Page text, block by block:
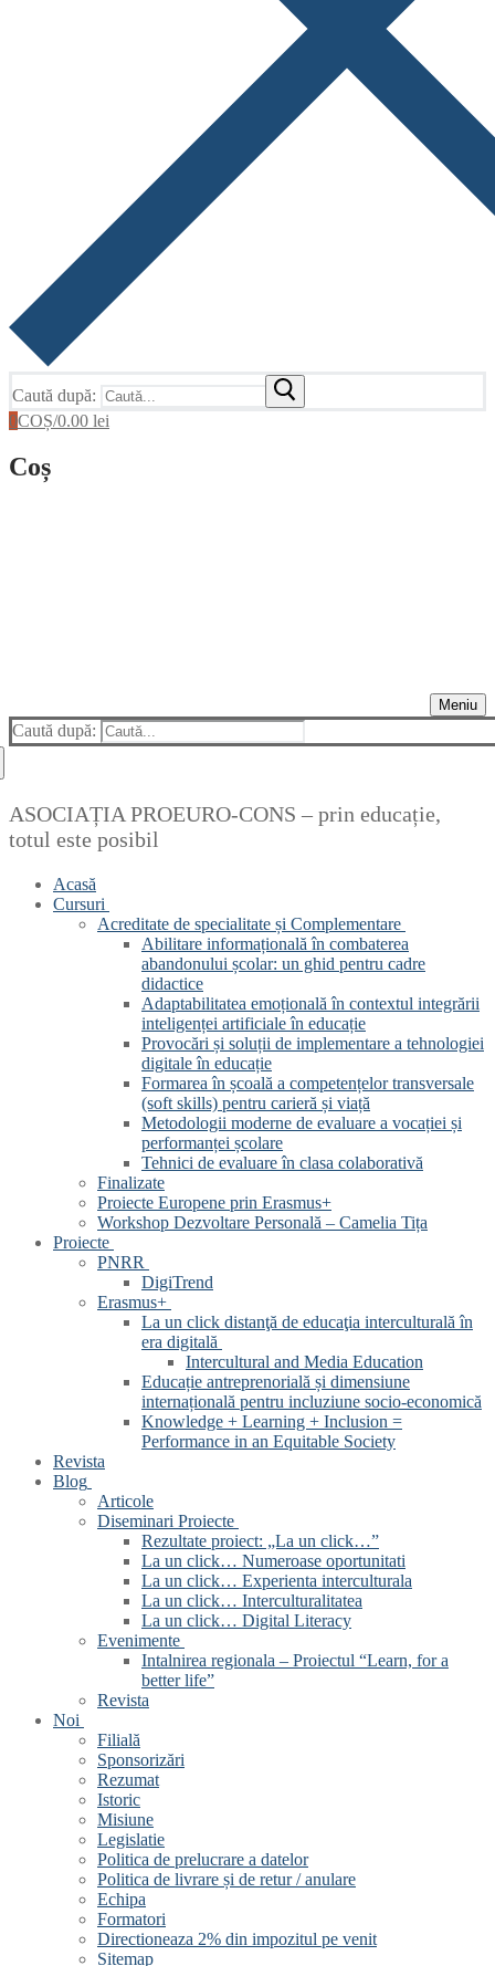
Caută după:
0COȘ/0.00 lei
Coș
Meniu
Caută după:
ASOCIAȚIA PROEURO-CONS – prin educație,
totul este posibil
Acasă
Cursuri
Acreditate de specialitate și Complementare
Abilitare informațională în combaterea
abandonului școlar: un ghid pentru cadre
didactice
Adaptabilitatea emoțională în contextul integrării
inteligenței artificiale în educație
Provocări și soluții de implementare a tehnologiei
digitale în educație
Formarea în școală a competențelor transversale
(soft skills) pentru carieră și viață
Metodologii moderne de evaluare a vocației și
performanței școlare
Tehnici de evaluare în clasa colaborativă
Finalizate
Proiecte Europene prin Erasmus+
Workshop Dezvoltare Personală – Camelia Tița
Proiecte
PNRR
DigiTrend
Erasmus+
La un click distanţă de educaţia interculturală în
era digitală
Intercultural and Media Education
Educație antreprenorială și dimensiune
internațională pentru incluziune socio-economică
Knowledge + Learning + Inclusion =
Performance in an Equitable Society
Revista
Blog
Articole
Diseminari Proiecte
Rezultate proiect: „La un click…”
La un click… Numeroase oportunitati
La un click… Experienta interculturala
La un click… Interculturalitatea
La un click… Digital Literacy
Evenimente
Intalnirea regionala – Proiectul “Learn, for a
better life”
Revista
Noi
Filială
Sponsorizări
Rezumat
Istoric
Misiune
Legislatie
Politica de prelucrare a datelor
Politica de livrare și de retur / anulare
Echipa
Formatori
Directioneaza 2% din impozitul pe venit
Sitemap